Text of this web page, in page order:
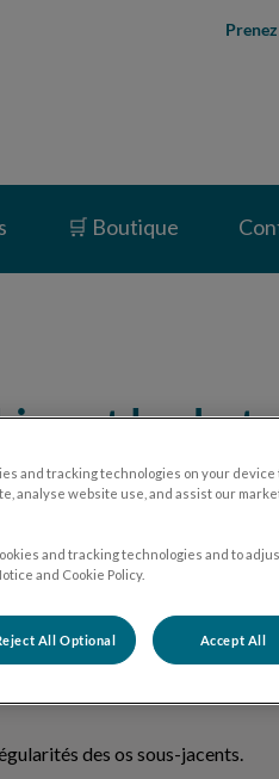
🛒 Boutique
et le chat
meubles ? Peut-être souffre-t-il
des os sous-jacents.
and tracking technologies on your device
analyse website use, and assist our
and tracking technologies and to
and Cookie Policy.
All Optional Accept All